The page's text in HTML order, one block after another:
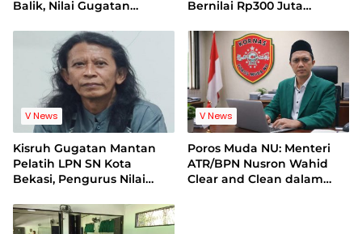
Balik, Nilai Gugatan
Legal Standing
Bernilai Rp300 Juta
Terhadap Lembaga
V News
Kisruh Gugatan Mantan
Pelatih LPN SN Kota
Bekasi, Pengurus Nilai
Berdasar
V News
Poros Muda NU: Menteri
ATR/BPN Nusron Wahid
Clear and Clean dalam